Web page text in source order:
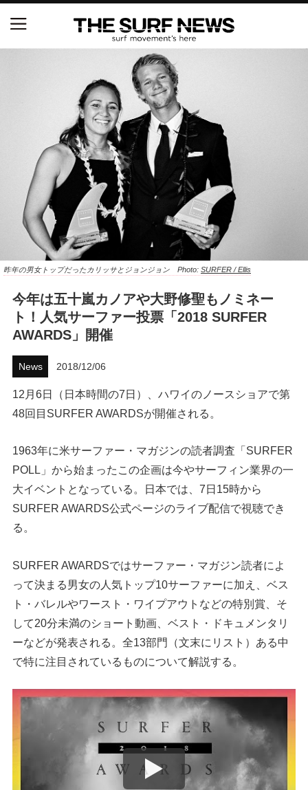
昨年の男女トップだったカリッサとジョンジョン Photo: SURFER / Ellis
今年は五十嵐カノアや大野修聖もノミネー
ト！人気サーファー投票「2018 SURFER
AWARDS」開催
News 2018/12/06
12月6日（日本時間の7日）、ハワイのノースショアで第
48回目SURFER AWARDSが開催される。
1963年に米サーファー・マガジンの読者調査「SURFER
POLL」から始まったこの企画は今やサーフィン業界の一
大イベントとなっている。日本では、7日15時から
SURFER AWARDS公式ページのライブ配信で視聴でき
る。
SURFER AWARDSではサーファー・マガジン読者によ
って決まる男女の人気トップ10サーファーに加え、ベス
ト・バレルやワースト・ワイプアウトなどの特別賞、そ
して20分未満のショート動画、ベスト・ドキュメンタリ
ーなどが発表される。全13部門（文末にリスト）ある中
で特に注目されているものについて解説する。
NSAと茅ヶ崎市が包括連携協定を締結 自治体との
協定は全国初、サーフィンを軸に地域活性化へ
【五十嵐カノア独占インタビュー】旧友レオ、ジャ
ックとの豪華プライベートセッション
S.ONE ショート＆ロング開幕戦・現地リポート（高
橋みなと）
ニュース
製品情報
特集
試合
ハウツー
ホリデースタイル
ウェストジャパン
FOLLOW US ON